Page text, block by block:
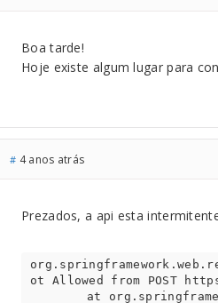
Boa tarde!
Hoje existe algum lugar para
# 4 anos atrás
Prezados, a api esta
ot Allowed from POST